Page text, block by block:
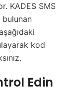
KADES SMS
kod
Edin